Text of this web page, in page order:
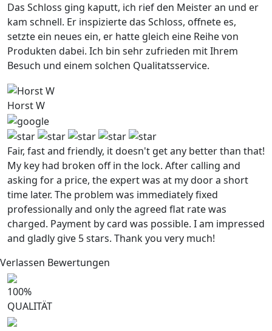
Das Schloss ging kaputt, ich rief den Meister an und er
kam schnell. Er inspizierte das Schloss, offnete es,
setzte ein neues ein, er hatte gleich eine Reihe von
Produkten dabei. Ich bin sehr zufrieden mit Ihrem
Besuch und einem solchen Qualitatsservice.
Horst W
Fair, fast and friendly, it doesn't get any better than that!
My key had broken off in the lock. After calling and
asking for a price, the expert was at my door a short
time later. The problem was immediately fixed
professionally and only the agreed flat rate was
charged. Payment by card was possible. I am impressed
and gladly give 5 stars. Thank you very much!
Verlassen Bewertungen
100%
QUALITÄT